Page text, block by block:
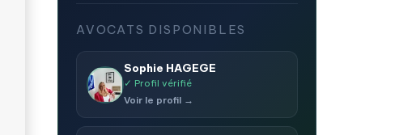
AVOCATS DISPONIBLES
Sophie HAGEGE
✓ Profil vérifié
Voir le profil →